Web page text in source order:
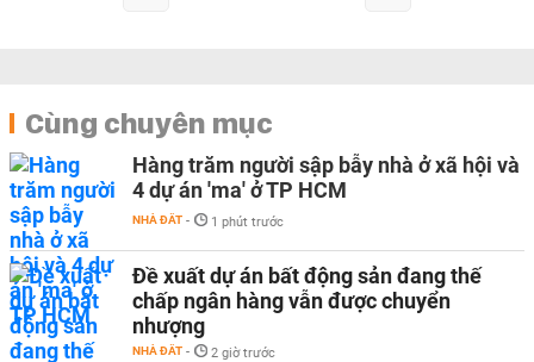
Cùng chuyên mục
Hàng trăm người sập bẫy nhà ở xã hội và
4 dự án 'ma' ở TP HCM
NHÀ ĐẤT - 1 phút trước
Đề xuất dự án bất động sản đang thế
chấp ngân hàng vẫn được chuyển
nhượng
NHÀ ĐẤT - 2 giờ trước